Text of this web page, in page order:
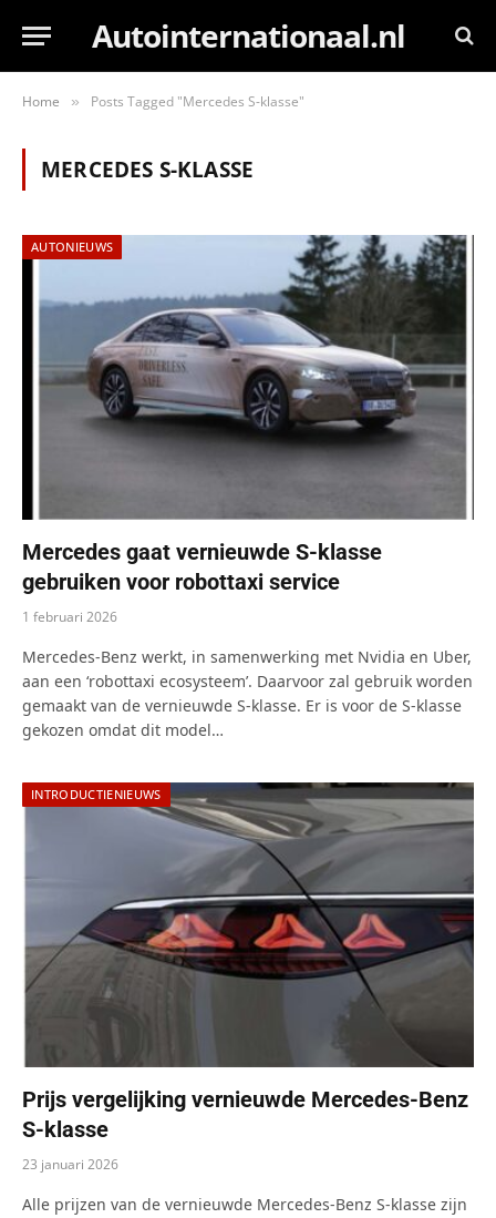
Autointernationaal.nl
Home » Posts Tagged "Mercedes S-klasse"
MERCEDES S-KLASSE
AUTONIEUWS
Mercedes gaat vernieuwde S-klasse
gebruiken voor robottaxi service
1 februari 2026
Mercedes-Benz werkt, in samenwerking met Nvidia en Uber,
aan een ‘robottaxi ecosysteem’. Daarvoor zal gebruik worden
gemaakt van de vernieuwde S-klasse. Er is voor de S-klasse
gekozen omdat dit model…
INTRODUCTIENIEUWS
Prijs vergelijking vernieuwde Mercedes-Benz
S-klasse
23 januari 2026
Alle prijzen van de vernieuwde Mercedes-Benz S-klasse zijn